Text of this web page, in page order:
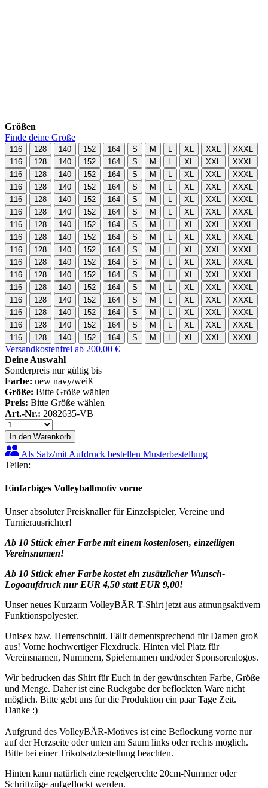
Größen
Finde deine Größe
116 128 140 152 164 S M XL XXL
XXXL
116
128 140 152 164 S M XL XXL
XXXL
116
128 140 152 164 S M XL XXL
XXXL
116
128 140 152 164 S M XL XXL
XXXL
116
128 140 152 164 S M XL XXL
XXXL
116
128 140 152 164 S M XL XXL
XXXL
116
128 140 152 164 S M XL XXL
XXXL
116
128 140 152 164 S M XL XXL
XXXL
116
128 140 152 164 S M XL XXL
XXXL
116
128 140 152 164 S M XL XXL
XXXL
116
128 140 152 164 S M XL XXL
XXXL
116
128 140 152 164 S M XL XXL
XXXL
116
128 140 152 164 S M XL XXL
XXXL
116
128 140 152 164 S M XL XXL
XXXL
116
128 140 152 164 S M XL XXL
XXXL
116
128 140 152 164 S M XL XXL XXXL
Versandkostenfrei ab 200,00 €
Deine Auswahl
Sonderpreis nur gültig bis
Farbe: new navy/weiß
Größe: Bitte Größe wählen
Preis: Bitte Größe wählen
Art.-Nr.: 2082635-VB
In den Warenkorb
Als Satz/mit Aufdruck bestellen Musterbestellung
Teilen:
Einfarbiges Volleyballmotiv vorne
Unser absoluter Preisknaller für Einzelspieler, Vereine und
Turnierausrichter!
Ab 10 Stück einer Farbe mit einem kostenlosen, einzeiligen
Vereinsnamen!
Ab 10 Stück einer Farbe kostet ein zusätzlicher Wunsch-
Logoaufdruck nur EUR 4,50 statt EUR 9,00!
Unser neues Kurzarm VolleyBÄR T-Shirt jetzt aus atmungsaktivem
Funktionspolyester.
Unisex bzw. Herrenschnitt. Fällt dementsprechend für Damen groß
aus! Vorne hochwertiger Flexdruck. Hinten viel Platz für
Vereinsnamen, Nummern, Spielernamen und/oder Sponsorenlogos.
Wir bedrucken das Shirt für Euch in der gewünschten Farbe, Größe
und Menge. Daher ist eine Rückgabe der beflockten Ware nicht
möglich. Bitte gebt uns für die Produktion ein paar Tage Zeit.
Danke :)
Aufgrund des VolleyBÄR-Motives ist eine Beflockung vorne nur
auf der Herzseite oder unten am Saum links oder rechts möglich.
Bitte bei einer Trikotsatzbestellung beachten.
Hinten kann natürlich eine regelgerechte 20cm-Nummer oder
Schriftzüge aufgeflockt werden.